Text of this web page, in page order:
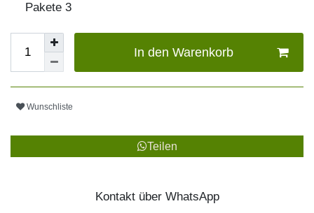
Pakete 3
In den Warenkorb
Wunschliste
Teilen
Kontakt über WhatsApp